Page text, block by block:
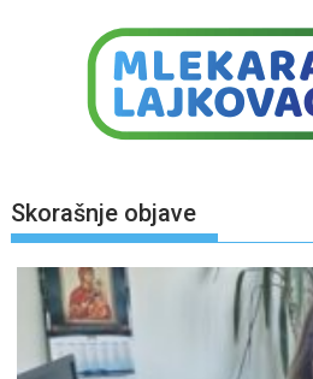
Skorašnje objave